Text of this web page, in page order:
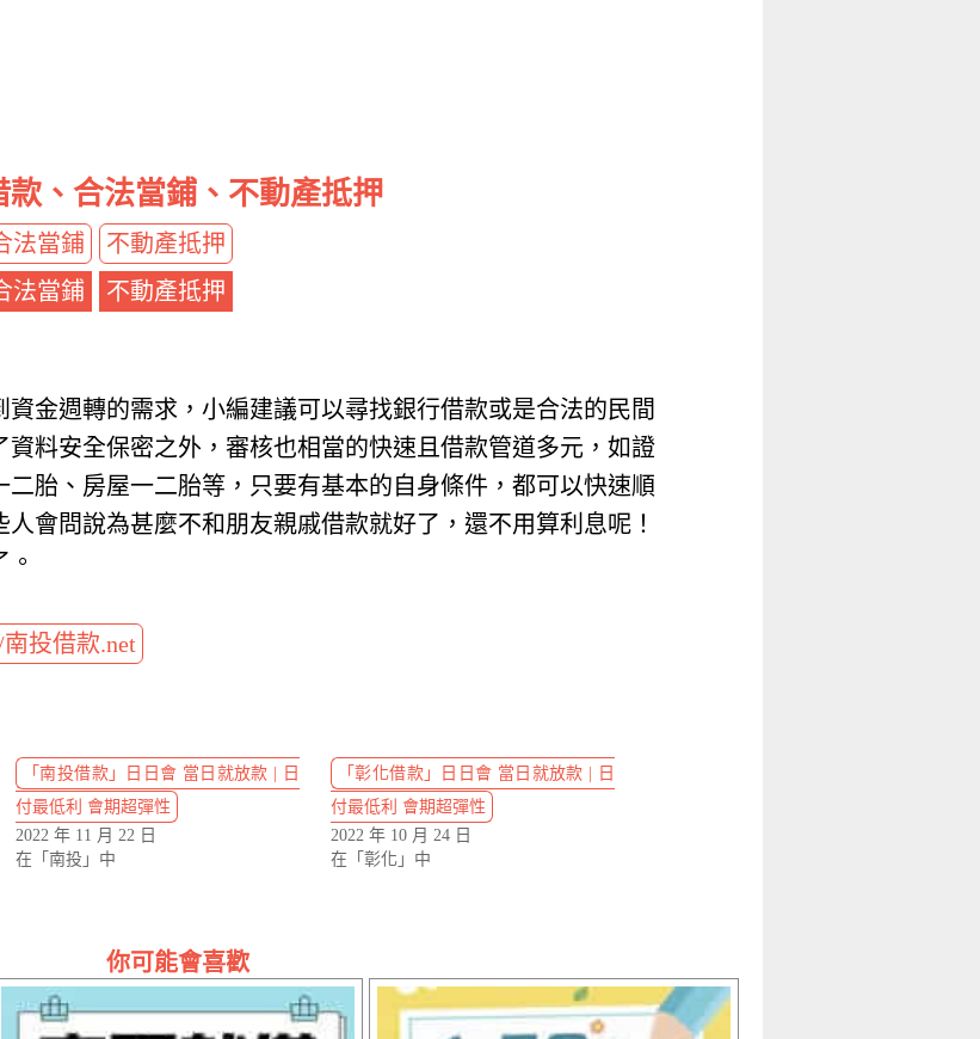
款、合法當鋪、不動產抵押
法當鋪
不動產抵押
法當鋪 不動產抵押
金週轉的需求，小編建議可以尋找銀行借款或是合法的民間
料安全保密之外，審核也相當的快速且借款管道多元，如證
胎、房屋一二胎等，只要有基本的自身條件，都可以快速順
會問說為甚麼不和朋友親戚借款就好了，還不用算利息呢！
投借款.net
「南投借款」日日會 當日就放款 | 日
付最低利 會期超彈性
2022 年 11 月 22 日
在「南投」中
「彰化借款」日日會 當日就放款 | 日
付最低利 會期超彈性
2022 年 10 月 24 日
在「彰化」中
你可能會喜歡